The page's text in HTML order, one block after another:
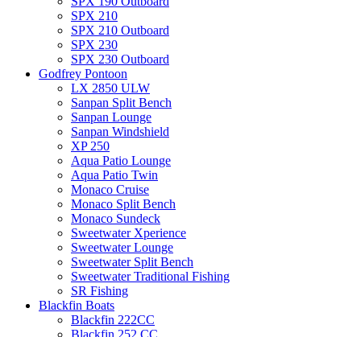
SPX 210
SPX 210 Outboard
SPX 230
SPX 230 Outboard
Godfrey Pontoon
LX 2850 ULW
Sanpan Split Bench
Sanpan Lounge
Sanpan Windshield
XP 250
Aqua Patio Lounge
Aqua Patio Twin
Monaco Cruise
Monaco Split Bench
Monaco Sundeck
Sweetwater Xperience
Sweetwater Lounge
Sweetwater Split Bench
Sweetwater Traditional Fishing
SR Fishing
Blackfin Boats
Blackfin 222CC